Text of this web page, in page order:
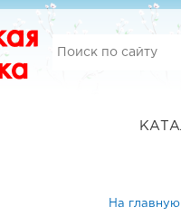
На главную